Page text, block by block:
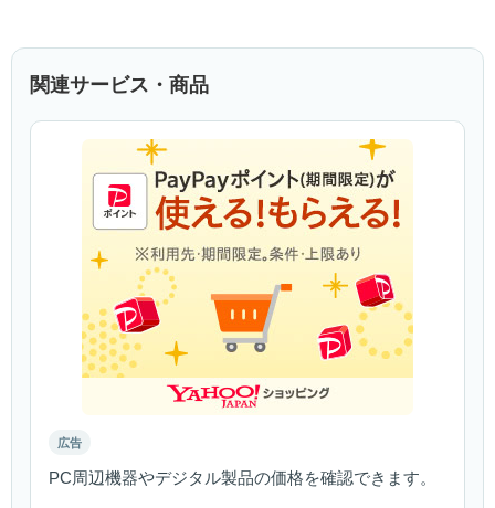
関連サービス・商品
広告
PC周辺機器やデジタル製品の価格を確認できます。